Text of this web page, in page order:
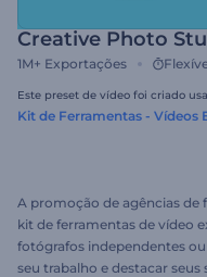
Creative Photo
1M+ Exportações
Este preset de vídeo foi criado
Kit de Ferramentas - Vídeos
A promoção de agências de
kit de ferramentas de vídeo
fotógrafos independentes
seu trabalho e destacar